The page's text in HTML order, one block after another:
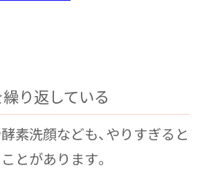
り返している
素洗顔なども、やりすぎると
とがあります。